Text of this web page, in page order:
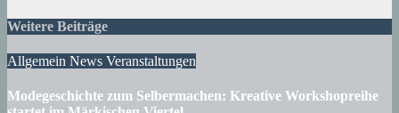
Weitere Beiträge
Allgemein News Veranstaltungen
Modegeschichte zum Selbermachen: Kreative Workshopreihe